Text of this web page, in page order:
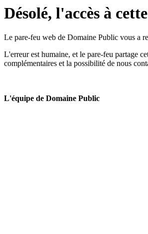
Désolé, l'accès à
Le pare-feu web de Domaine Public vous a
L'erreur est humaine, et le pare-feu partage
complémentaires et la possibilité de nous
L'équipe de Domaine Public